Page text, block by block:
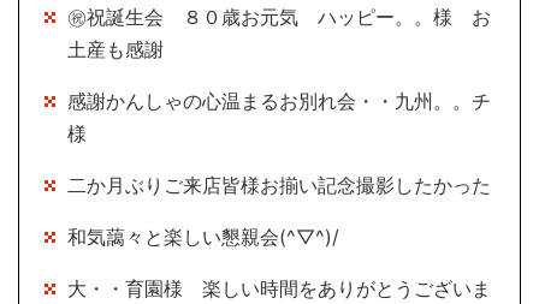
㊗祝誕生会 ８０歳お元気 ハッピー。。様 お
土産も感謝
感謝かんしゃの心温まるお別れ会・・九州。。チ
様
二か月ぶりご来店皆様お揃い記念撮影したかった
和気藹々と楽しい懇親会(^▽^)/
大・・育園様 楽しい時間をありがとうございま